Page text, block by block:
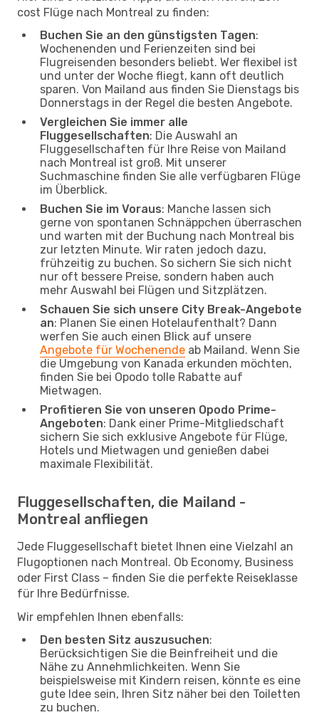
cost Flüge nach Montreal zu finden:
Buchen Sie an den günstigsten Tagen:
Wochenenden und Ferienzeiten sind bei
Flugreisenden besonders beliebt. Wer flexibel ist
und unter der Woche fliegt, kann oft deutlich
sparen. Von Mailand aus finden Sie Dienstags bis
Donnerstags in der Regel die besten Angebote.
Vergleichen Sie immer alle
Fluggesellschaften: Die Auswahl an
Fluggesellschaften für Ihre Reise von Mailand
nach Montreal ist groß. Mit unserer
Suchmaschine finden Sie alle verfügbaren Flüge
im Überblick.
Buchen Sie im Voraus: Manche lassen sich
gerne von spontanen Schnäppchen überraschen
und warten mit der Buchung nach Montreal bis
zur letzten Minute. Wir raten jedoch dazu,
frühzeitig zu buchen. So sichern Sie sich nicht
nur oft bessere Preise, sondern haben auch
mehr Auswahl bei Flügen und Sitzplätzen.
Schauen Sie sich unsere City Break-Angebote
an: Planen Sie einen Hotelaufenthalt? Dann
werfen Sie auch einen Blick auf unsere
Angebote für Wochenende ab Mailand. Wenn Sie
die Umgebung von Kanada erkunden möchten,
finden Sie bei Opodo tolle Rabatte auf
Mietwagen.
Profitieren Sie von unseren Opodo Prime-
Angeboten: Dank einer Prime-Mitgliedschaft
sichern Sie sich exklusive Angebote für Flüge,
Hotels und Mietwagen und genießen dabei
maximale Flexibilität.
Fluggesellschaften, die Mailand -
Montreal anfliegen
Jede Fluggesellschaft bietet Ihnen eine Vielzahl an
Flugoptionen nach Montreal. Ob Economy, Business
oder First Class – finden Sie die perfekte Reiseklasse
für Ihre Bedürfnisse.
Wir empfehlen Ihnen ebenfalls:
Den besten Sitz auszusuchen:
Berücksichtigen Sie die Beinfreiheit und die
Nähe zu Annehmlichkeiten. Wenn Sie
beispielsweise mit Kindern reisen, könnte es eine
gute Idee sein, Ihren Sitz näher bei den Toiletten
zu buchen.